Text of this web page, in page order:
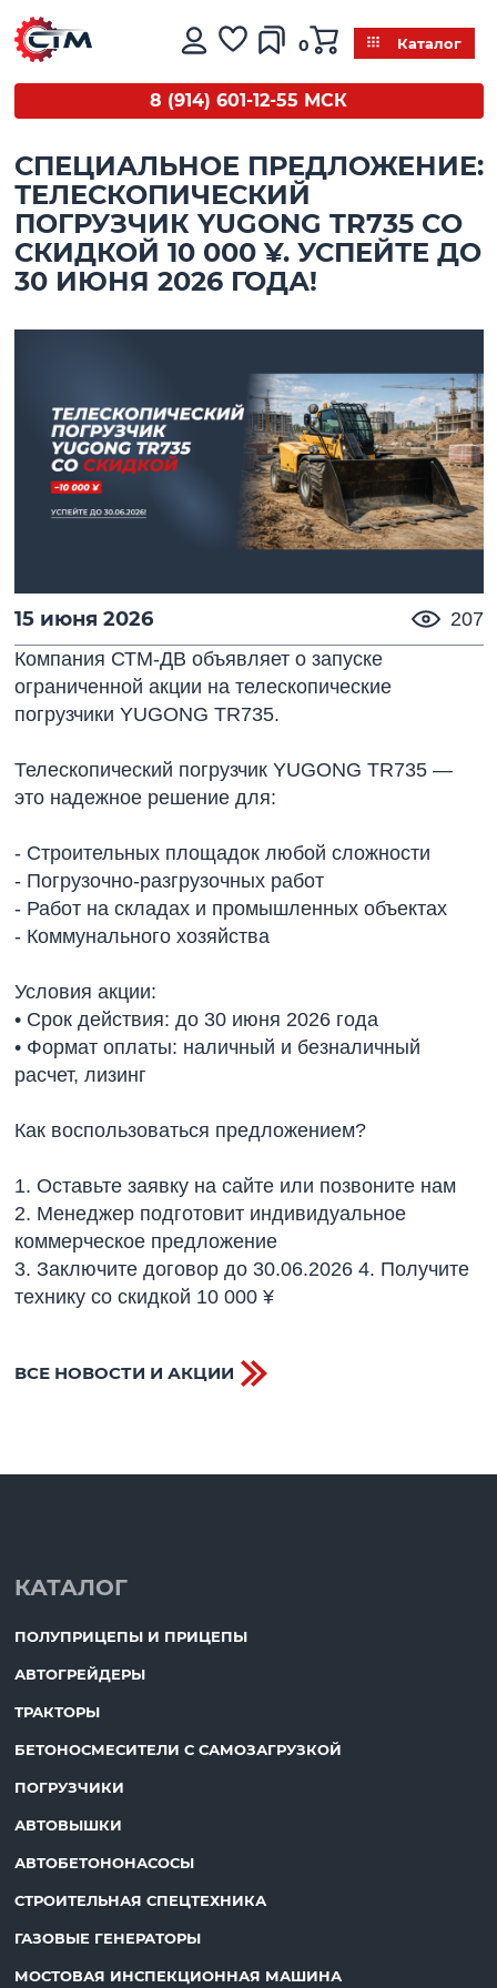
0 Каталог
8 (914) 601-12-55 МСК
СПЕЦИАЛЬНОЕ ПРЕДЛОЖЕНИЕ:
ТЕЛЕСКОПИЧЕСКИЙ
ПОГРУЗЧИК YUGONG TR735 СО
СКИДКОЙ 10 000 ¥. УСПЕЙТЕ ДО
30 ИЮНЯ 2026 ГОДА!
207
15 июня 2026
Компания СТМ-ДВ объявляет о запуске
ограниченной акции на телескопические
погрузчики YUGONG TR735.
Телескопический погрузчик YUGONG TR735 —
это надежное решение для:
- Строительных площадок любой сложности
- Погрузочно-разгрузочных работ
- Работ на складах и промышленных объектах
- Коммунального хозяйства
Условия акции:
• Срок действия: до 30 июня 2026 года
• Формат оплаты: наличный и безналичный
расчет, лизинг
Как воспользоваться предложением?
1. Оставьте заявку на сайте или позвоните нам
2. Менеджер подготовит индивидуальное
коммерческое предложение
3. Заключите договор до 30.06.2026 4. Получите
технику со скидкой 10 000 ¥
ВСЕ НОВОСТИ И АКЦИИ
КАТАЛОГ
ПОЛУПРИЦЕПЫ И ПРИЦЕПЫ
АВТОГРЕЙДЕРЫ
ТРАКТОРЫ
БЕТОНОСМЕСИТЕЛИ С САМОЗАГРУЗКОЙ
ПОГРУЗЧИКИ
АВТОВЫШКИ
АВТОБЕТОНОНАСОСЫ
СТРОИТЕЛЬНАЯ СПЕЦТЕХНИКА
ГАЗОВЫЕ ГЕНЕРАТОРЫ
МОСТОВАЯ ИНСПЕКЦИОННАЯ МАШИНА